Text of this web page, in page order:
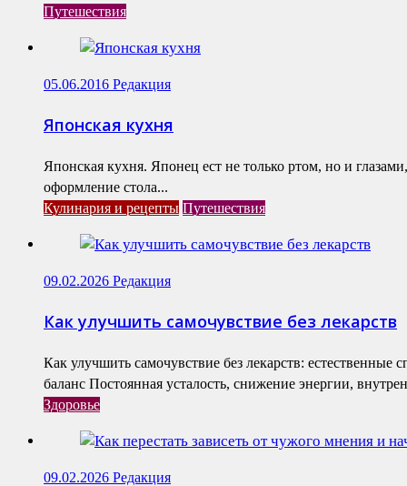
Путешествия
05.06.2016 Редакция
Японская кухня
Японская кухня. Японец ест не только ртом, но и
оформление стола...
Кулинария и рецепты Путешествия
09.02.2026 Редакция
Как улучшить самочувствие без лекарств
Как улучшить самочувствие без лекарств: естественные
баланс Постоянная усталость, снижение энергии,
Здоровье
09.02.2026 Редакция